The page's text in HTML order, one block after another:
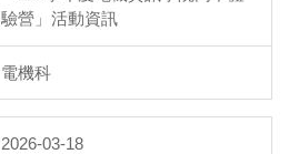
驗營」活動資訊
電機科
2026-03-18